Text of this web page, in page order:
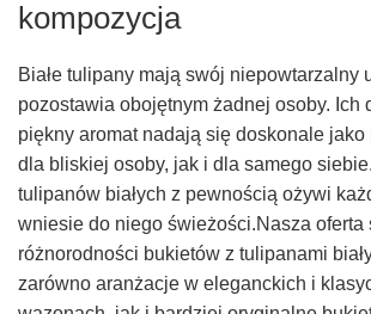
kompozycja
Białe tulipany mają swój niepowtarzalny
pozostawia obojętnym żadnej osoby. Ich
piękny aromat nadają się doskonale jako
dla bliskiej osoby, jak i dla samego
tulipanów białych z pewnością ożywi
wniesie do niego świeżości.Nasza oferta
różnorodności bukietów z tulipanami
zarówno aranżacje w eleganckich i